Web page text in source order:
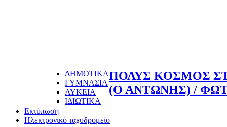
ΔΗΜΟΤΙΚΑ
ΓΥΜΝΑΣΙΑ
ΛΥΚΕΙΑ
ΙΔΙΩΤΙΚΑ
ΠΟΛΥΣ ΚΟΣΜΟΣ
(Ο ΑΝΤΩΝΗΣ) /
Εκτύπωση
Ηλεκτρονικό ταχυδρομείο